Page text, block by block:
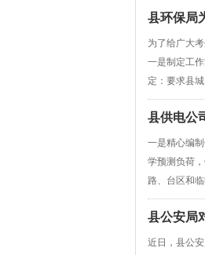
县环保局
为了给广大
一是制定工
定：要求县
县供电公
一是精心编
学预测负荷
路、台区和
县公安局
近日，县公